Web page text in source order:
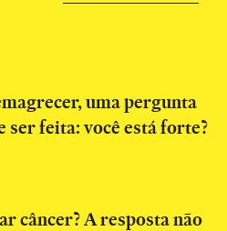
uma pergunta
feita: você está forte?
câncer? A resposta não